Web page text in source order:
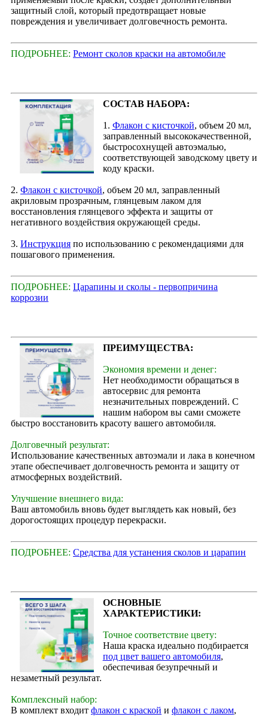
защитный слой, который предотвращает новые
повреждения и увеличивает долговечность ремонта.
ПОДРОБНЕЕ: Ремонт сколов краски на автомобиле
СОСТАВ НАБОРА:
1. Флакон с кисточкой, объем 20 мл,
заправленный высококачественной,
быстросохнущей автоэмалью,
соответствующей заводскому цвету и
коду краски.
2. Флакон с кисточкой, объем 20 мл, заправленный
акриловым прозрачным, глянцевым лаком для
восстановления глянцевого эффекта и защиты от
негативного воздействия окружающей среды.
3. Инструкция по использованию с рекомендациями для
пошагового применения.
ПОДРОБНЕЕ: Царапины и сколы - первопричина
коррозии
ПРЕИМУЩЕСТВА:
Экономия времени и денег:
Нет необходимости обращаться в
автосервис для ремонта
незначительных повреждений. С
нашим набором вы сами сможете
быстро восстановить красоту вашего автомобиля.
Долговечный результат:
Использование качественных автоэмали и лака в конечном
этапе обеспечивает долговечность ремонта и защиту от
атмосферных воздействий.
Улучшение внешнего вида:
Ваш автомобиль вновь будет выглядеть как новый, без
дорогостоящих процедур перекраски.
ПОДРОБНЕЕ: Средства для устанения сколов и царапин
ОСНОВНЫЕ
ХАРАКТЕРИСТИКИ:
Точное соответствие цвету:
Наша краска идеально подбирается
под цвет вашего автомобиля,
обеспечивая безупречный и
незаметный результат.
Комплексный набор:
В комплект входит флакон с краской и флакон с лаком,